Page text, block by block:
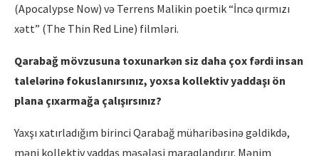
(Apocalypse Now) və Terrens Malikin poetik “İncə qırmızı
xətt” (The Thin Red Line) filmləri.
Qarabağ mövzusuna toxunarkən siz daha çox fərdi insan
talelərinə fokuslanırsınız, yoxsa kollektiv yaddaşı ön
plana çıxarmağa çalışırsınız?
Yaxşı xatırladığım birinci Qarabağ müharibəsinə gəldikdə,
məni kollektiv yaddaş məsələsi maraqlandırır. Mənim